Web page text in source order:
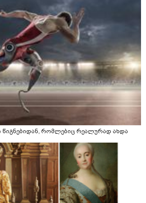
წიგნებიდან, რომლებიც რეალურად ახდა